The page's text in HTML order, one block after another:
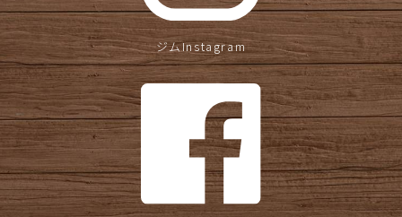
ジムInstagram